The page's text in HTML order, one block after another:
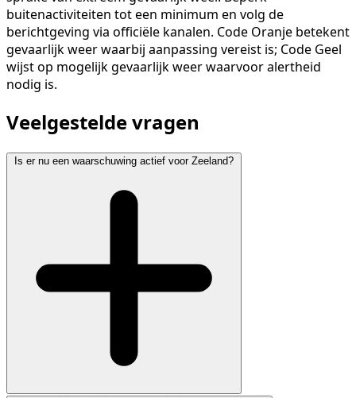
buitenactiviteiten tot een minimum en volg de
berichtgeving via officiële kanalen. Code Oranje betekent
gevaarlijk weer waarbij aanpassing vereist is; Code Geel
wijst op mogelijk gevaarlijk weer waarvoor alertheid
nodig is.
Veelgestelde vragen
Is er nu een waarschuwing actief voor Zeeland?